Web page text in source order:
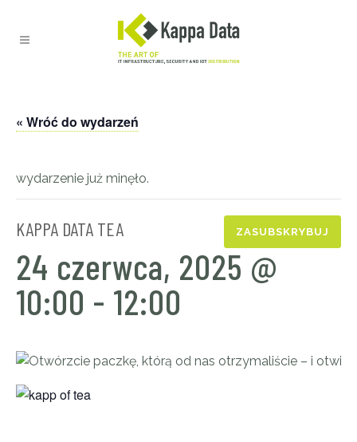
« Wróć do wydarzeń
wydarzenie już minęło.
ZASUBSKRYBUJ
KAPPA DATA TEA
24 czerwca, 2025 @
10:00 - 12:00